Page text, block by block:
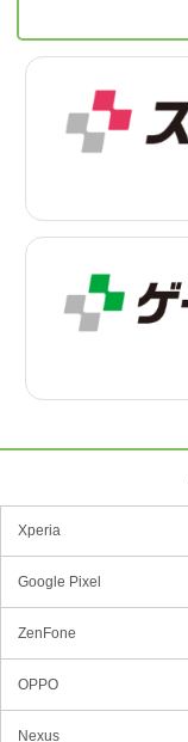
Xperia
Google Pixel
ZenFone
OPPO
Nexus